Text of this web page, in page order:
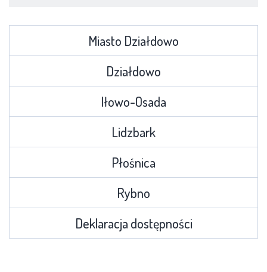
Miasto Działdowo
Działdowo
Iłowo-Osada
Lidzbark
Płośnica
Rybno
Deklaracja dostępności